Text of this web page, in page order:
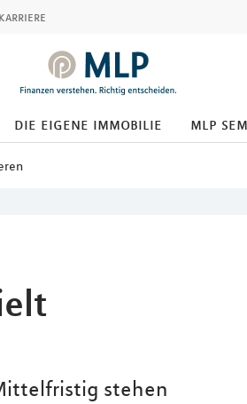
karriere
die eigene immobilie mlp
stehen